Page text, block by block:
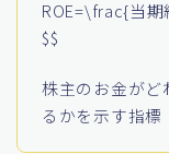
ROE=\frac{当
$$
株主のお金がど
るかを示す指標